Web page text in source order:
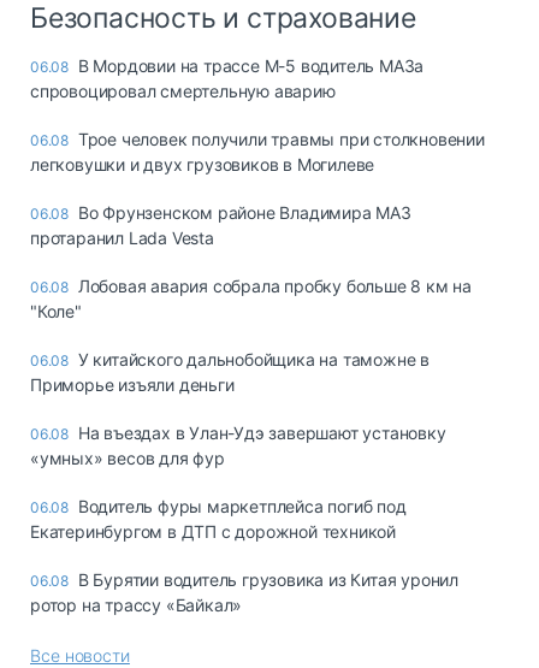
Безопасность и страхование
06.08 В Мордовии на трассе М-5 водитель МАЗа
спровоцировал смертельную аварию
06.08 Трое человек получили травмы при столкновении
легковушки и двух грузовиков в Могилеве
06.08 Во Фрунзенском районе Владимира МАЗ
протаранил Lada Vesta
06.08 Лобовая авария собрала пробку больше 8 км на
"Коле"
06.08 У китайского дальнобойщика на таможне в
Приморье изъяли деньги
06.08 Ha въeздax в Улaн-Удэ зaвepшaют ycтaнoвкy
«yмныx» вecoв для фyp
06.08 Водитель фуры маркетплейса погиб под
Екатеринбургом в ДТП с дорожной техникой
06.08 В Бурятии водитель грузовика из Китая уронил
ротор на трассу «Байкал»
Все новости